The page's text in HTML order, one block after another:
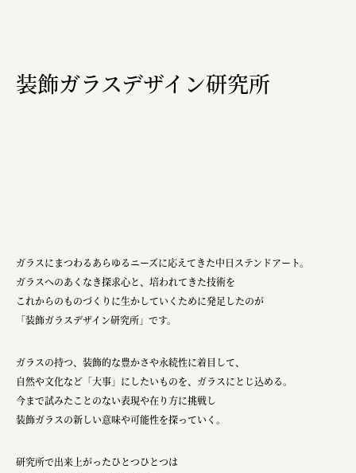
装飾ガラスデザイン研究所
ガラスにまつわるあらゆるニーズに応えてきた中日ステンドアート。
ガラスへのあくなき探求心と、培われてきた技術を
これからのものづくりに生かしていくために発足したのが
「装飾ガラスデザイン研究所」です。
ガラスの持つ、装飾的な豊かさや永続性に着目して、
自然や文化など「大事」にしたいものを、ガラスにとじ込める。
今まで試みたことのない表現や在り方に挑戦し
装飾ガラスの新しい意味や可能性を探っていく。
研究所で出来上がったひとつひとつは